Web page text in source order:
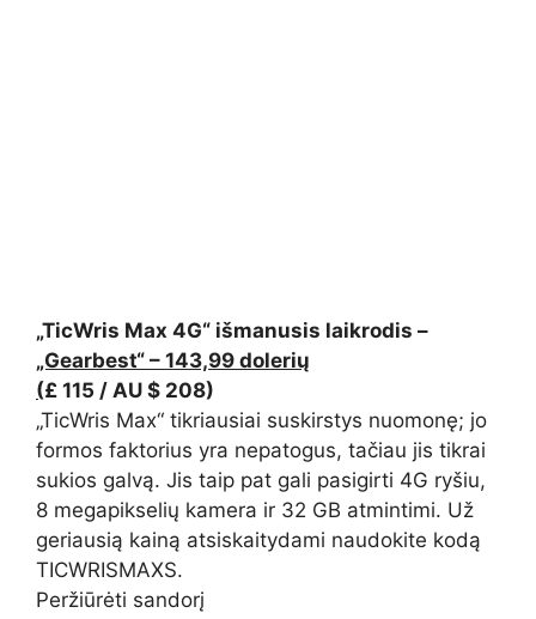
„TicWris Max 4G“ išmanusis laikrodis –
„Gearbest“ – 143,99 dolerių
(£ 115 / AU $ 208)
„TicWris Max“ tikriausiai suskirstys nuomonę; jo
formos faktorius yra nepatogus, tačiau jis tikrai
sukios galvą. Jis taip pat gali pasigirti 4G ryšiu,
8 megapikselių kamera ir 32 GB atmintimi. Už
geriausią kainą atsiskaitydami naudokite kodą
TICWRISMAXS.
Peržiūrėti sandorį